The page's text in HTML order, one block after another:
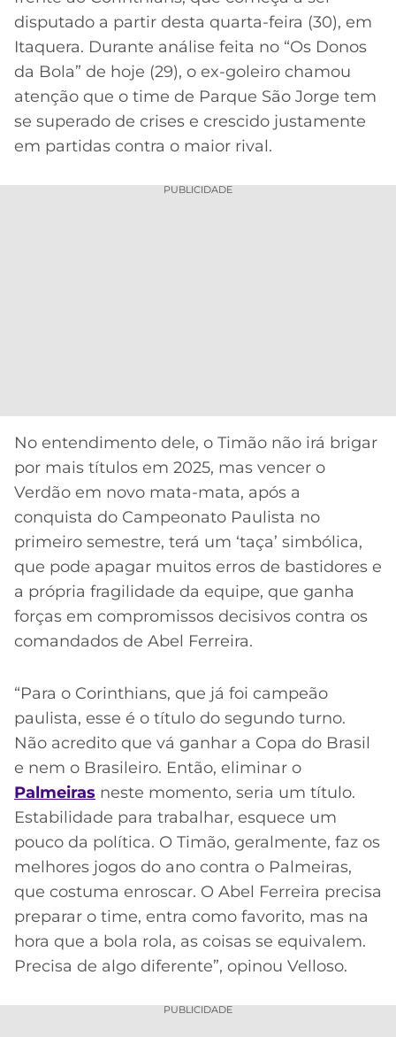
ONLINE
2026
GRÊMIO
ATLÉTICO
CRUZEIRO
LALIGA
disputado a partir desta quarta-feira (30), em
Itaquera. Durante análise feita no “Os Donos
da Bola” de hoje (29), o ex-goleiro chamou
atenção que o time de Parque São Jorge tem
se superado de crises e crescido justamente
em partidas contra o maior rival.
PUBLICIDADE
No entendimento dele, o Timão não irá brigar
por mais títulos em 2025, mas vencer o
Verdão em novo mata-mata, após a
conquista do Campeonato Paulista no
primeiro semestre, terá um ‘taça’ simbólica,
que pode apagar muitos erros de bastidores e
a própria fragilidade da equipe, que ganha
forças em compromissos decisivos contra os
comandados de Abel Ferreira.
“Para o Corinthians, que já foi campeão
paulista, esse é o título do segundo turno.
Não acredito que vá ganhar a Copa do Brasil
e nem o Brasileiro. Então, eliminar o
Palmeiras neste momento, seria um título.
Estabilidade para trabalhar, esquece um
pouco da política. O Timão, geralmente, faz os
melhores jogos do ano contra o Palmeiras,
que costuma enroscar. O Abel Ferreira precisa
preparar o time, entra como favorito, mas na
hora que a bola rola, as coisas se equivalem.
Precisa de algo diferente”, opinou Velloso.
PUBLICIDADE